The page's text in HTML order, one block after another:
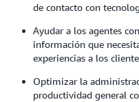
de contacto con
Ayudar a los agentes
información que
experiencias a los
Optimizar la
productividad general